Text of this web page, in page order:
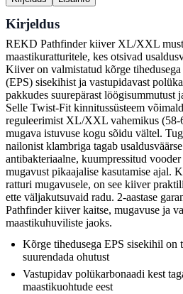
Kirjeldus
REKD Pathfinder kiiver XL/XXL
maastikuratturitele, kes otsivad
Kiiver on valmistatud kõrge
(EPS) sisekihist ja vastupidavast
pakkudes suurepärast löögisummutust
Selle Twist-Fit kinnitussüsteem
reguleerimist XL/XXL vahemikus (58-
mugava istuvuse kogu sõidu vältel.
nailonist klambriga tagab
antibakteriaalne, kuumpressitud
mugavust pikaajalise kasutamise ajal.
ratturi mugavusele, on see kiiver
ette väljakutsuvaid radu. 2-aastase
Pathfinder kiiver kaitse, mugavuse ja
maastikuhuviliste jaoks.
Kõrge tihedusega EPS sisekihil on
suurendada ohutust
Vastupidav polükarbonaadi kest
maastikuohtude eest